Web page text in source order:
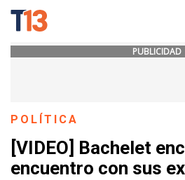
PUBLICIDAD
POLÍTICA
[VIDEO] Bachelet
encuentro con sus